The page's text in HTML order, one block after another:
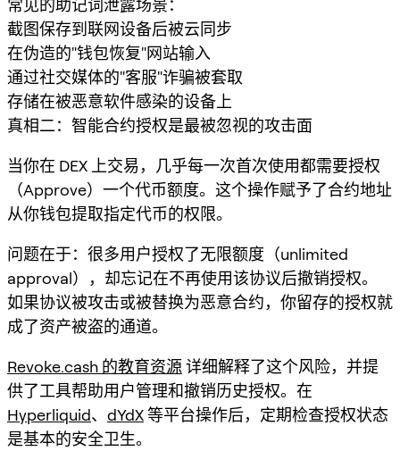
常见的助记词泄露场景：
截图保存到联网设备后被云同步
在伪造的"钱包恢复"网站输入
通过社交媒体的"客服"诈骗被套取
存储在被恶意软件感染的设备上
真相二：智能合约授权是最被忽视的攻击面
当你在 DEX 上交易，几乎每一次首次使用都需要授权
（Approve）一个代币额度。这个操作赋予了合约地址
从你钱包提取指定代币的权限。
问题在于：很多用户授权了无限额度（unlimited
approval），却忘记在不再使用该协议后撤销授权。
如果协议被攻击或被替换为恶意合约，你留存的授权就
成了资产被盗的通道。
Revoke.cash 的教育资源详细解释了这个风险，并提
供了工具帮助用户管理和撤销历史授权。在
Hyperliquid、 dYdX等平台操作后，定期检查授权状态
是基本的安全卫生。